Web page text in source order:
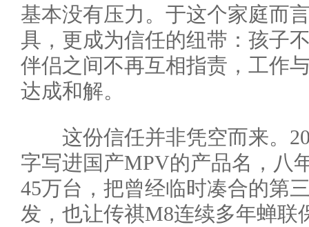
基本没有压力。于这个家庭而
具，更成为信任的纽带：孩子
伴侣之间不再互相指责，工作
达成和解。
这份信任并非凭空而来。
字写进国产MPV的产品名，八
45万台，把曾经临时凑合的第
发，也让传祺M8连续多年蝉联